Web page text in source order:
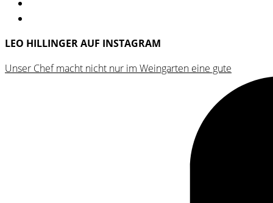
LEO HILLINGER AUF INSTAGRAM
Unser Chef macht nicht nur im Weingarten eine gute